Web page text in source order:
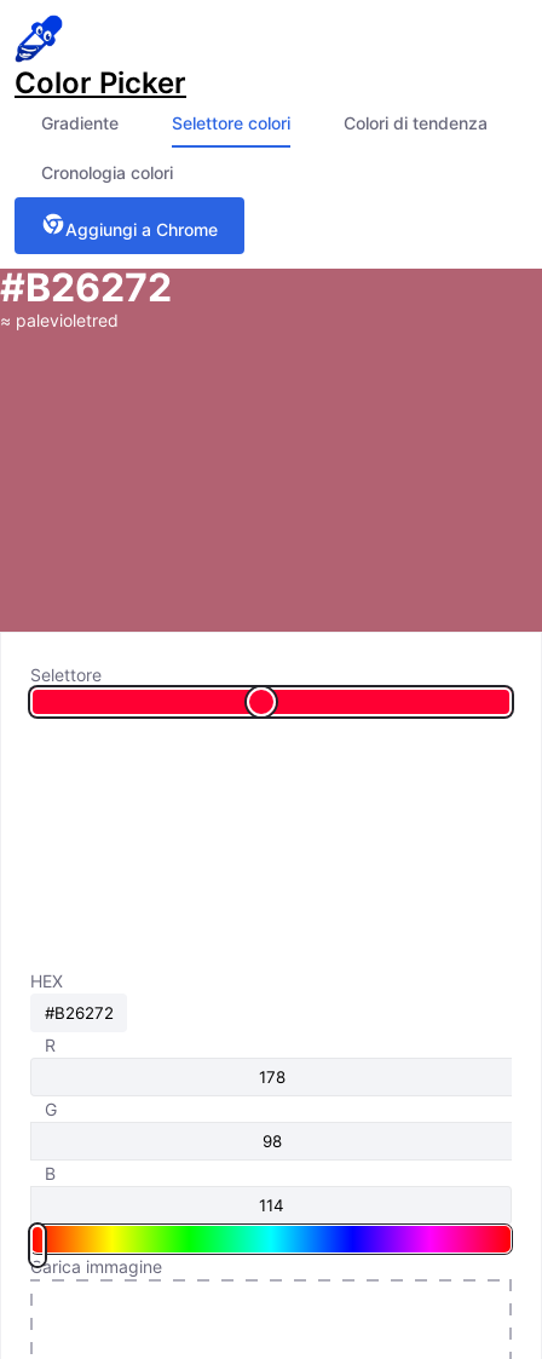
Color Picker
Gradiente Selettore colori Colori di tendenza
Cronologia colori
Aggiungi a Chrome
#B26272
≈ palevioletred
Selettore
HEX
R
G
B
Carica immagine